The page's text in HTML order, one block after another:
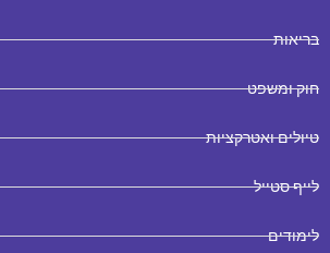
בריאות
חוק ומשפט
טיולים ואטרקציות
לייף סטייל
לימודים